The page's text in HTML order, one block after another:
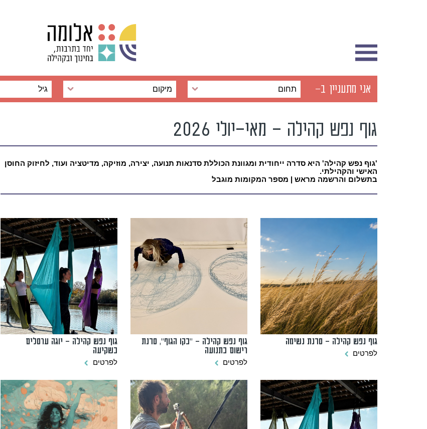
אני מתעניין ב- תחום מיקום גיל
גוף נפש קהילה – מאי-יולי 2026
'גוף נפש קהילה' היא סדרה ייחודית ומגוונת הכוללת סדנאות תנועה, יצירה, מוזיקה, מדיטציה ועוד, לחיזוק החוסן
האישי והקהילתי.
בתשלום והרשמה מראש | מספר המקומות מוגבל
גוף נפש קהילה – סדנת נשימה
לפרטים
גוף נפש קהילה – "בקו הגוף", סדנת
רישום בתנועה
לפרטים
גוף נפש קהילה – יוגה ערסלים
בשקיעה
לפרטים